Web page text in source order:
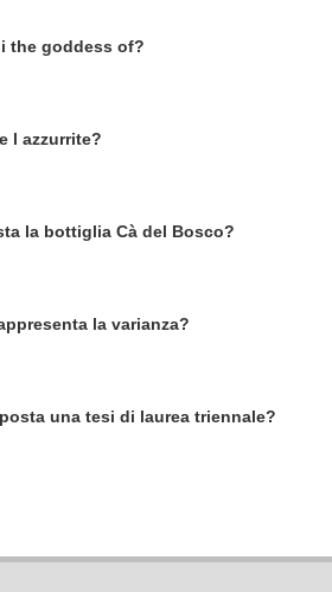
the goddess of?
l azzurrite?
la bottiglia Cà del Bosco?
la varianza?
una tesi di laurea triennale?